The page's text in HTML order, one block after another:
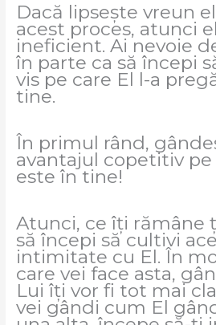
Dacă lipsește vreun
acest proces, atunci
ineficient. Ai nevoie
în parte ca să începi
vis pe care El l-a
tine.
În primul rând,
avantajul copetitiv pe
este în tine!
Atunci, ce îți rămâne
să începi să cultivi
intimitate cu El. În
care vei face asta,
Lui îți vor fi tot mai
vei gândi cum El